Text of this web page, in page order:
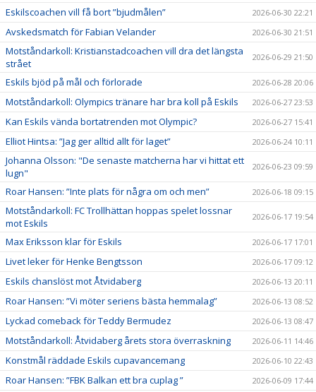
Eskilscoachen vill få bort ”bjudmålen” 2026-06-30 22:21
Avskedsmatch för Fabian Velander 2026-06-30 21:51
Motståndarkoll: Kristianstadcoachen vill dra det längsta
strået
2026-06-29 21:50
Eskils bjöd på mål och förlorade 2026-06-28 20:06
Motståndarkoll: Olympics tränare har bra koll på Eskils 2026-06-27 23:53
Kan Eskils vända bortatrenden mot Olympic? 2026-06-27 15:41
Elliot Hintsa: ”Jag ger alltid allt för laget” 2026-06-24 10:11
Johanna Olsson: "De senaste matcherna har vi hittat ett
lugn"
2026-06-23 09:59
Roar Hansen: ”Inte plats för några om och men” 2026-06-18 09:15
Motståndarkoll: FC Trollhättan hoppas spelet lossnar
mot Eskils
2026-06-17 19:54
Max Eriksson klar för Eskils 2026-06-17 17:01
Livet leker för Henke Bengtsson 2026-06-17 09:12
Eskils chanslöst mot Åtvidaberg 2026-06-13 20:11
Roar Hansen: ”Vi möter seriens bästa hemmalag” 2026-06-13 08:52
Lyckad comeback för Teddy Bermudez 2026-06-13 08:47
Motståndarkoll: Åtvidaberg årets stora överraskning 2026-06-11 14:46
Konstmål räddade Eskils cupavancemang 2026-06-10 22:43
Roar Hansen: ”FBK Balkan ett bra cuplag ” 2026-06-09 17:44